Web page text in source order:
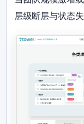
层级断层与状态失